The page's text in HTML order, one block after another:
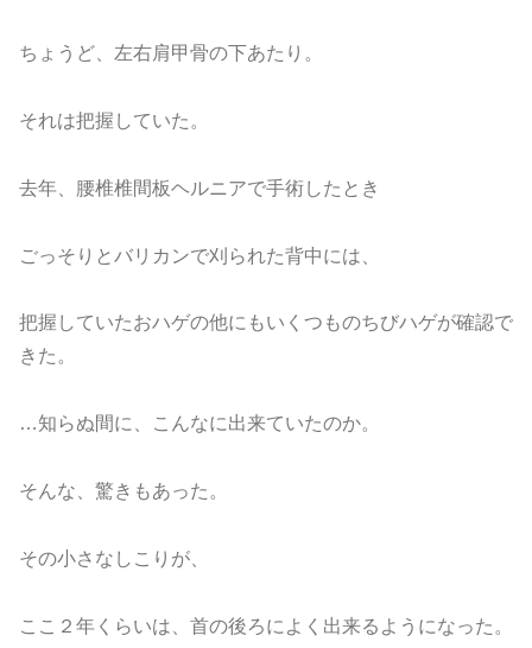
ちょうど、左右肩甲骨の下あたり。
それは把握していた。
去年、腰椎椎間板ヘルニアで手術したとき
ごっそりとバリカンで刈られた背中には、
把握していたおハゲの他にもいくつものちびハゲが確認で
きた。
…知らぬ間に、こんなに出来ていたのか。
そんな、驚きもあった。
その小さなしこりが、
ここ２年くらいは、首の後ろによく出来るようになった。